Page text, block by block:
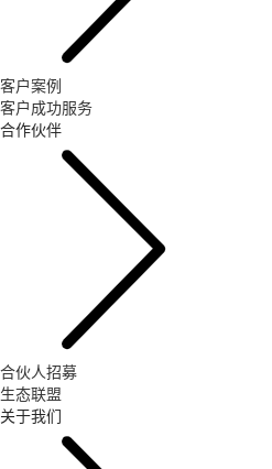
客户案例
客户成功服务
合作伙伴
合伙人招募
生态联盟
关于我们